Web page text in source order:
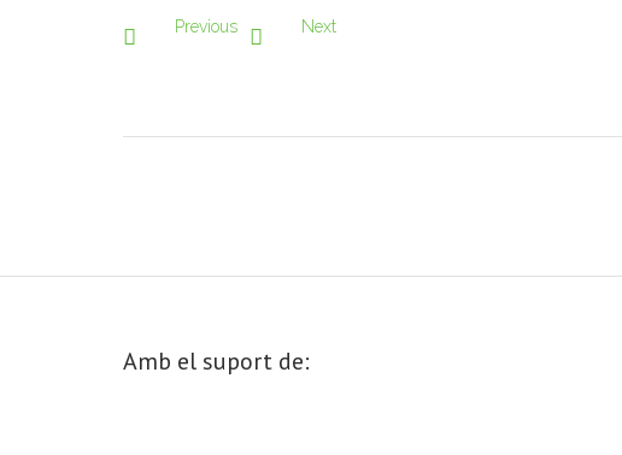
Previous Next
Amb el suport de: